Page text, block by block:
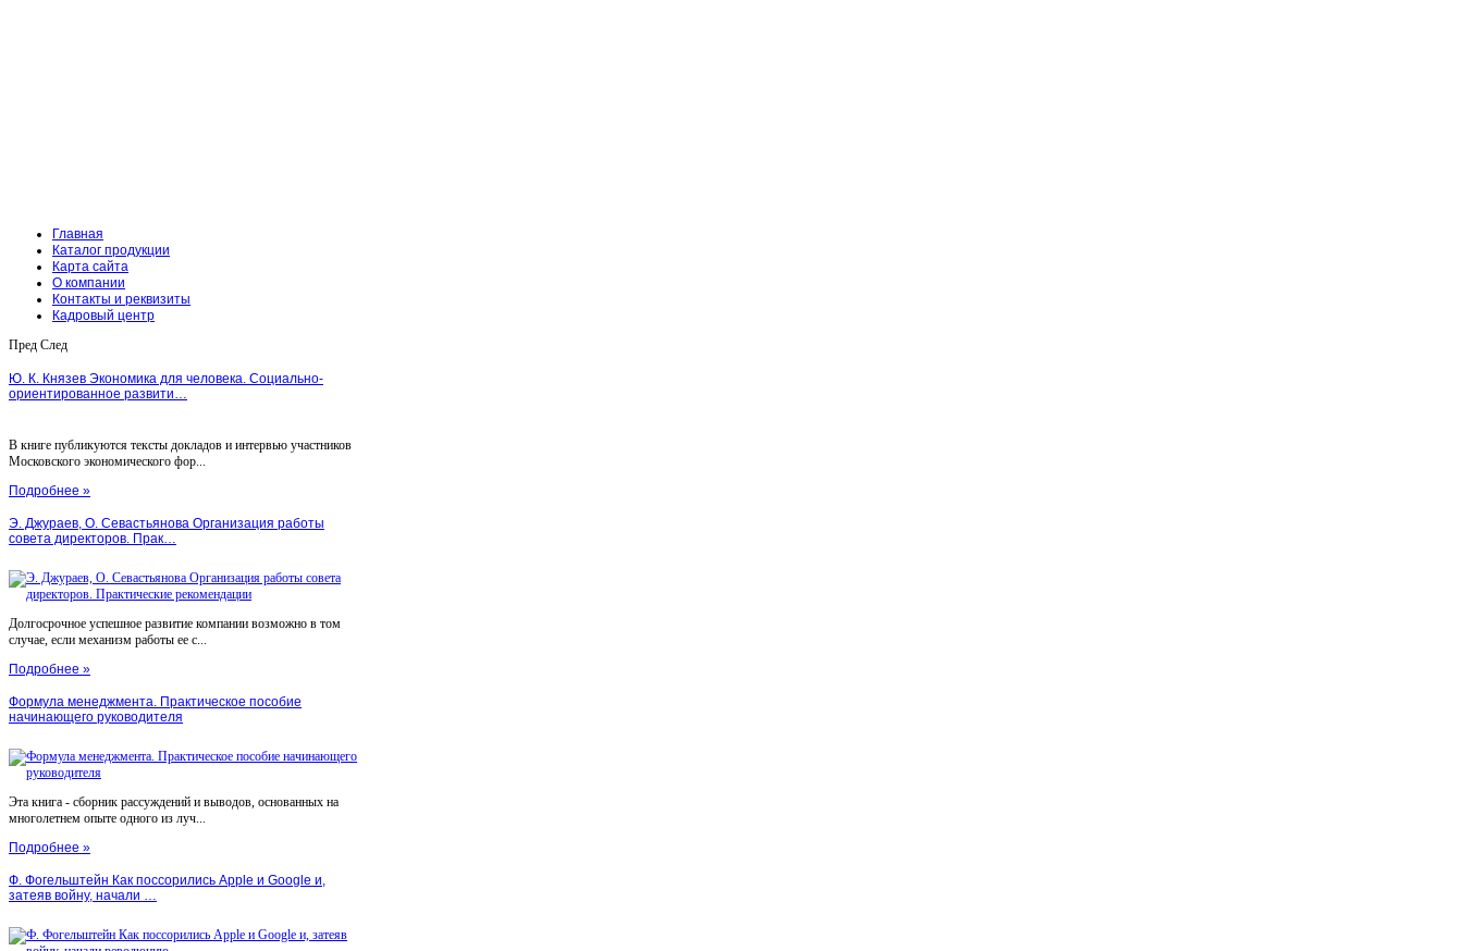
Главная
Каталог продукции
Карта сайта
О компании
Контакты и реквизиты
Кадровый центр
Пред След
Ю. К. Князев Экономика для человека. Социально-
ориентированное развити…
В книге публикуются тексты докладов и интервью участников
Московского экономического фор...
Подробнее »
Э. Джураев, О. Севастьянова Организация работы
совета директоров. Прак…
Долгосрочное успешное развитие компании возможно в том
случае, если механизм работы ее с...
Подробнее »
Формула менеджмента. Практическое пособие
начинающего руководителя
Эта книга - сборник рассуждений и выводов, основанных на
многолетнем опыте одного из луч...
Подробнее »
Ф. Фогельштейн Как поссорились Apple и Google и,
затеяв войну, начали …